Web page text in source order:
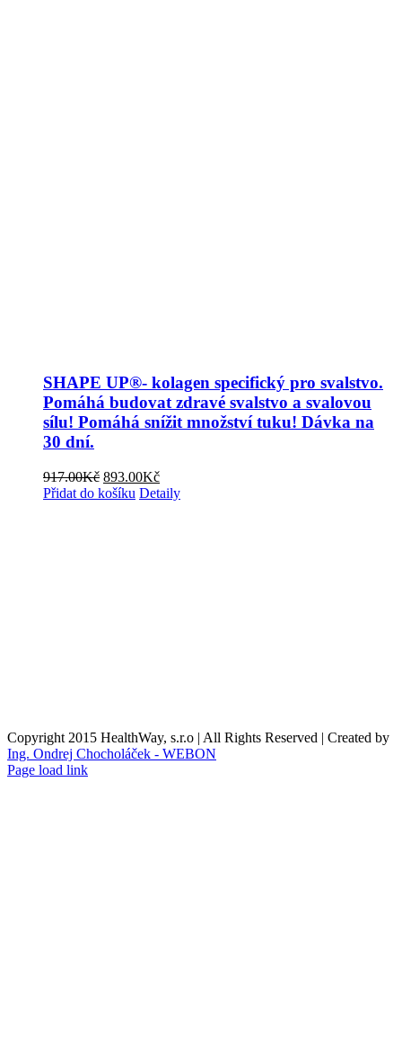
SHAPE UP®- kolagen specifický pro svalstvo.
Pomáhá budovat zdravé svalstvo a svalovou
sílu! Pomáhá snížit množství tuku! Dávka na
30 dní.
917.00Kč Původní
cena
893.00KčAktuální
cena
Přidat do košíku Detaily
Copyright 2015 HealthWay, s.r.o | All Rights Reserved | Created by
Ing. Ondrej Chocholáček - WEBON
Page load link